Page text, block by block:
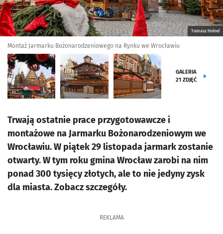
Tomasz Hołod
Montaż Jarmarku Bożonarodzeniowego na Rynku we Wrocławiu
GALERIA
21 ZDJĘĆ
Trwają ostatnie prace przygotowawcze i
montażowe na Jarmarku Bożonarodzeniowym we
Wrocławiu. W piątek 29 listopada jarmark zostanie
otwarty. W tym roku gmina Wrocław zarobi na nim
ponad 300 tysięcy złotych, ale to nie jedyny zysk
dla miasta. Zobacz szczegóły.
REKLAMA